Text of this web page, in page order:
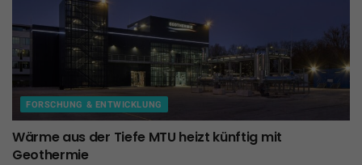
FORSCHUNG & ENTWICKLUNG
Wärme aus der Tiefe MTU heizt künftig mit
Geothermie